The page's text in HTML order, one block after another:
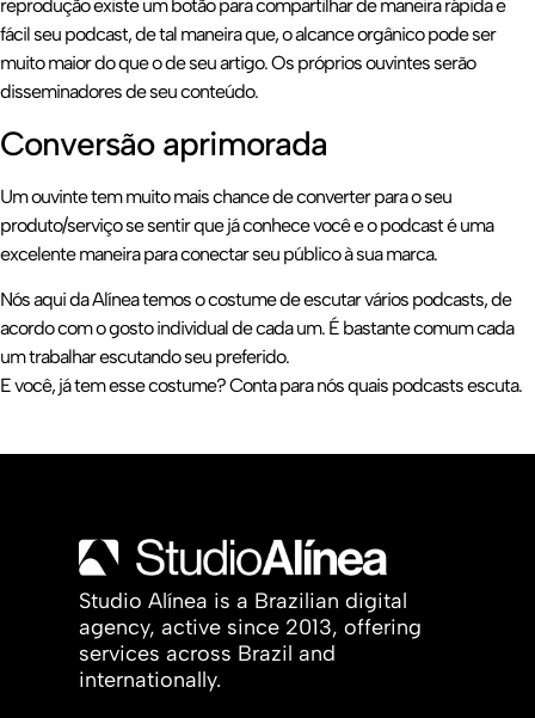
reprodução existe um botão para compartilhar de maneira rápida e
fácil seu podcast, de tal maneira que, o alcance orgânico pode ser
muito maior do que o de seu artigo. Os próprios ouvintes serão
disseminadores de seu conteúdo.
Conversão aprimorada
Um ouvinte tem muito mais chance de converter para o seu
produto/serviço se sentir que já conhece você e o podcast é uma
excelente maneira para conectar seu público à sua marca.
Nós aqui da Alínea temos o costume de escutar vários podcasts, de
acordo com o gosto individual de cada um. É bastante comum cada
um trabalhar escutando seu preferido.
E você, já tem esse costume? Conta para nós quais podcasts escuta.
Studio Alínea is a Brazilian digital
agency, active since 2013, offering
services across Brazil and
internationally.